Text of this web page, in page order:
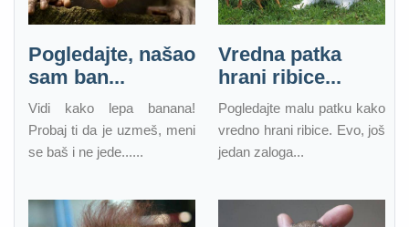
Pogledajte, našao
sam ban...
Vidi kako lepa banana!
Probaj ti da je uzmeš, meni
se baš i ne jede......
Vredna patka
hrani ribice...
Pogledajte malu patku kako
vredno hrani ribice. Evo, još
jedan zaloga...